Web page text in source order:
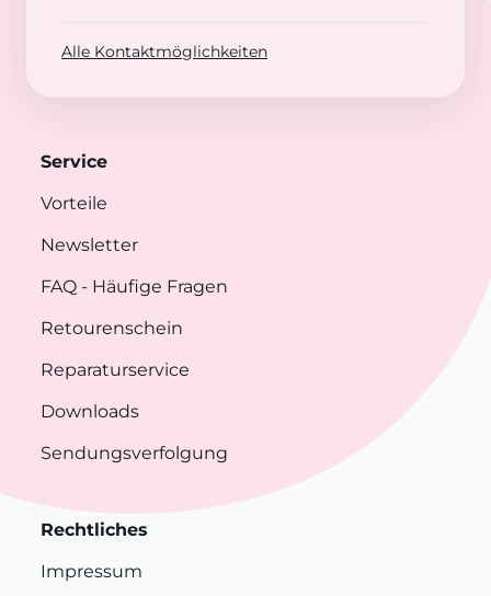
Alle Kontaktmöglichkeiten
Service
Vorteile
Newsletter
FAQ - Häufige Fragen
Retourenschein
Reparaturservice
Downloads
Sendungsverfolgung
Rechtliches
Impressum